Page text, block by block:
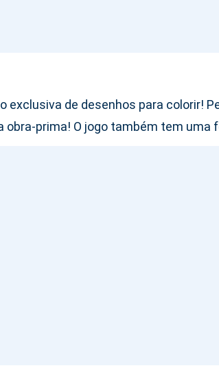
exclusiva de desenhos para colorir!
prima! O jogo também tem uma